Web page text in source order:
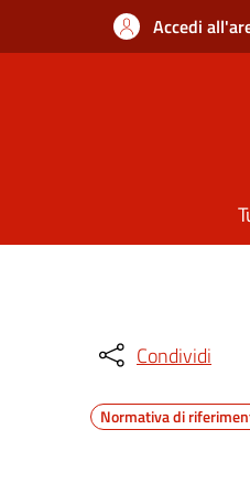
Accedi
Condividi
Normativa di